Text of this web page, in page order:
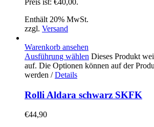
Enthält 20% MwSt.
zzgl. Versand
Warenkorb ansehen
Ausführung wählen Dieses Produkt
auf. Die Optionen können auf der
werden / Details
Rolli Aldara schwarz SKFK
€44,90